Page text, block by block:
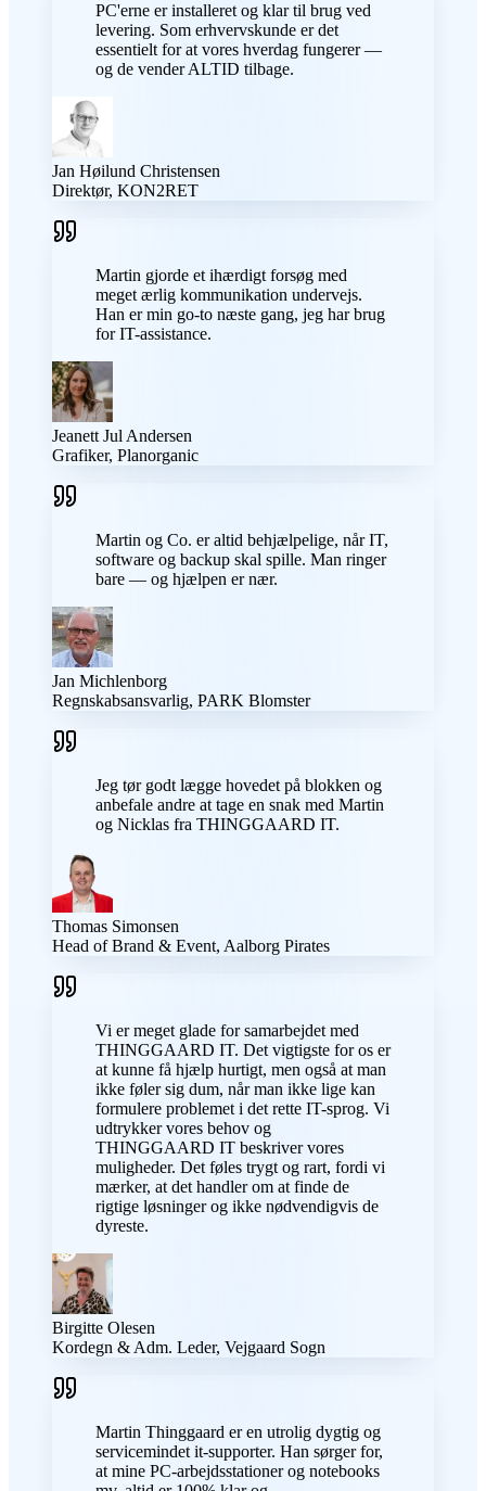
PC'erne er installeret og klar til brug ved
levering. Som erhvervskunde er det
essentielt for at vores hverdag fungerer —
og de vender ALTID tilbage.
Jan Høilund Christensen
Direktør, KON2RET
Martin gjorde et ihærdigt forsøg med
meget ærlig kommunikation undervejs.
Han er min go-to næste gang, jeg har brug
for IT-assistance.
Jeanett Jul Andersen
Grafiker, Planorganic
Martin og Co. er altid behjælpelige, når IT,
software og backup skal spille. Man ringer
bare — og hjælpen er nær.
Jan Michlenborg
Regnskabsansvarlig, PARK Blomster
Jeg tør godt lægge hovedet på blokken og
anbefale andre at tage en snak med Martin
og Nicklas fra THINGGAARD IT.
Thomas Simonsen
Head of Brand & Event, Aalborg Pirates
Vi er meget glade for samarbejdet med
THINGGAARD IT. Det vigtigste for os er
at kunne få hjælp hurtigt, men også at man
ikke føler sig dum, når man ikke lige kan
formulere problemet i det rette IT-sprog. Vi
udtrykker vores behov og
THINGGAARD IT beskriver vores
muligheder. Det føles trygt og rart, fordi vi
mærker, at det handler om at finde de
rigtige løsninger og ikke nødvendigvis de
dyreste.
Birgitte Olesen
Kordegn & Adm. Leder, Vejgaard Sogn
Martin Thinggaard er en utrolig dygtig og
servicemindet it-supporter. Han sørger for,
at mine PC-arbejdsstationer og notebooks